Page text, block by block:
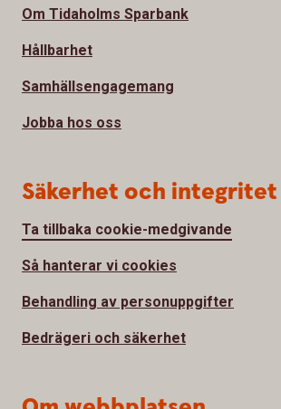
Om Tidaholms Sparbank
Hållbarhet
Samhällsengagemang
Jobba hos oss
Säkerhet och integritet
Ta tillbaka cookie-medgivande
Så hanterar vi cookies
Behandling av personuppgifter
Bedrägeri och säkerhet